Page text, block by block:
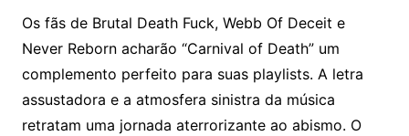
Os fãs de Brutal Death Fuck, Webb Of Deceit e
Never Reborn acharão “Carnival of Death” um
complemento perfeito para suas playlists. A letra
assustadora e a atmosfera sinistra da música
retratam uma jornada aterrorizante ao abismo. O